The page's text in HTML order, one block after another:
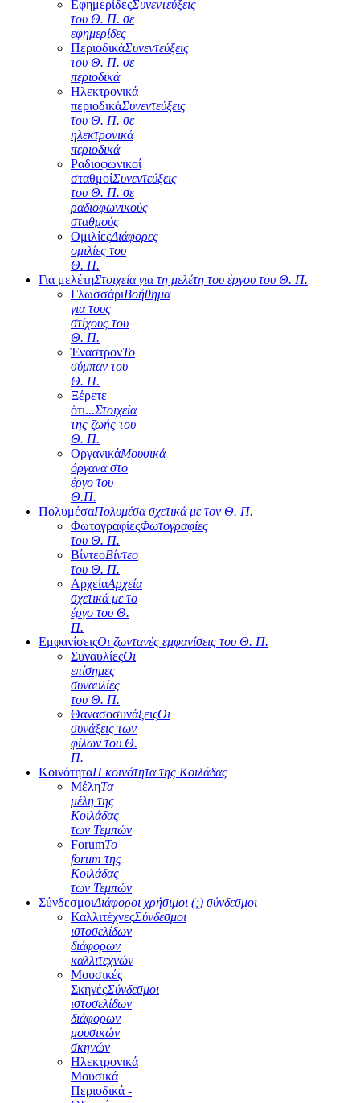
ΕφημερίδεςΣυνεντεύξεις
του Θ. Π. σε
εφημερίδες
ΠεριοδικάΣυνεντεύξεις
του Θ. Π. σε
περιοδικά
Ηλεκτρονικά
περιοδικάΣυνεντεύξεις
του Θ. Π. σε
ηλεκτρονικά
περιοδικά
Ραδιοφωνικοί
σταθμοίΣυνεντεύξεις
του Θ. Π. σε
ραδιοφωνικούς
σταθμούς
ΟμιλίεςΔιάφορες
ομιλίες του
Θ. Π.
Για μελέτηΣτοιχεία για τη μελέτη του έργου του Θ. Π.
ΓλωσσάριΒοήθημα
για τους
στίχους του
Θ. Π.
ΈναστρονΤο
σύμπαν του
Θ. Π.
Ξέρετε
ότι...Στοιχεία
της ζωής του
Θ. Π.
ΟργανικάΜουσικά
όργανα στο
έργο του
Θ.Π.
ΠολυμέσαΠολυμέσα σχετικά με τον Θ. Π.
ΦωτογραφίεςΦωτογραφίες
του Θ. Π.
ΒίντεοΒίντεο
του Θ. Π.
ΑρχείαΑρχεία
σχετικά με το
έργο του Θ.
Π.
ΕμφανίσειςΟι ζωντανές εμφανίσεις του Θ. Π.
ΣυναυλίεςΟι
επίσημες
συναυλίες
του Θ. Π.
ΘανασοσυνάξειςΟι
συνάξεις των
φίλων του Θ.
Π.
ΚοινότηταΗ κοινότητα της Κοιλάδας
ΜέληΤα
μέλη της
Κοιλάδας
των Τεμπών
ForumΤο
forum της
Κοιλάδας
των Τεμπών
ΣύνδεσμοιΔιάφοροι χρήσιμοι (;) σύνδεσμοι
ΚαλλιτέχνεςΣύνδεσμοι
ιστοσελίδων
διάφορων
καλλιτεχνών
Μουσικές
ΣκηνέςΣύνδεσμοι
ιστοσελίδων
διάφορων
μουσικών
σκηνών
Ηλεκτρονικά
Μουσικά
Περιοδικά -